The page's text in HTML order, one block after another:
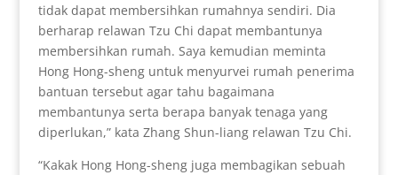
tidak dapat membersihkan rumahnya sendiri. Dia
berharap relawan Tzu Chi dapat membantunya
membersihkan rumah. Saya kemudian meminta
Hong Hong-sheng untuk menyurvei rumah penerima
bantuan tersebut agar tahu bagaimana
membantunya serta berapa banyak tenaga yang
diperlukan,” kata Zhang Shun-liang relawan Tzu Chi.
“Kakak Hong Hong-sheng juga membagikan sebuah